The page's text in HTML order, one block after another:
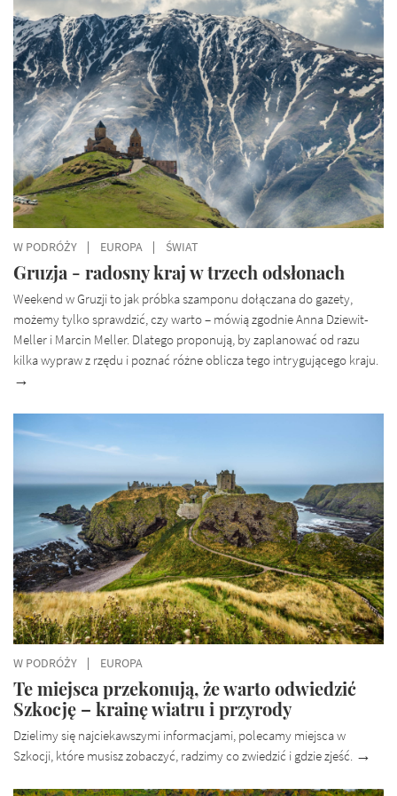
W PODRÓŻY EUROPA ŚWIAT
Gruzja - radosny kraj w trzech odsłonach
Weekend w Gruzji to jak próbka szamponu dołączana do gazety,
możemy tylko sprawdzić, czy warto – mówią zgodnie Anna Dziewit-
Meller i Marcin Meller. Dlatego proponują, by zaplanować od razu
kilka wypraw z rzędu i poznać różne oblicza tego intrygującego kraju.
W PODRÓŻY EUROPA
Te miejsca przekonują, że warto odwiedzić
Szkocję – krainę wiatru i przyrody
Dzielimy się najciekawszymi informacjami, polecamy miejsca w
Szkocji, które musisz zobaczyć, radzimy co zwiedzić i gdzie zjeść.